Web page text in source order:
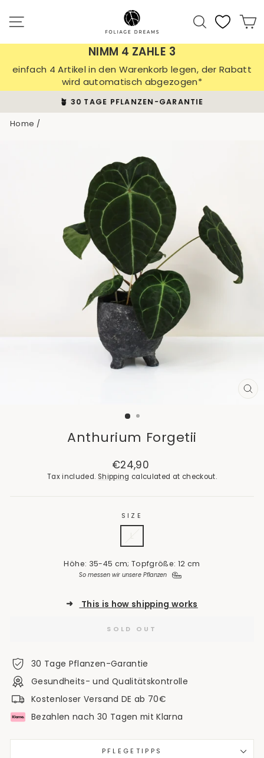
content
Search
NIMM 4 ZAHLE 3
einfach 4 Artikel in den Warenkorb legen, der Rabatt
wird automatisch abgezogen*
Pause
🪴 30 TAGE PFLANZEN-GARANTIE
Home /
Anthurium Forgetii
Regular
price
€24,90
Tax included. Shipping calculated at checkout.
SIZE
Höhe: 35-45 cm; Topfgröße: 12 cm
So messen wir unsere Pflanzen
➜ This is how shipping works
SOLD OUT
30 Tage Pflanzen-Garantie
Gesundheits- und Qualitätskontrolle
Kostenloser Versand DE ab 70€
Bezahlen nach 30 Tagen mit Klarna
PFLEGETIPPS